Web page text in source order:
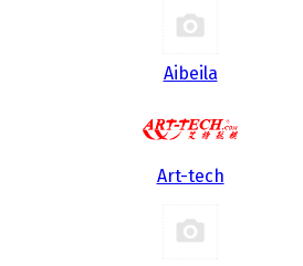
Aibeila
Art-tech